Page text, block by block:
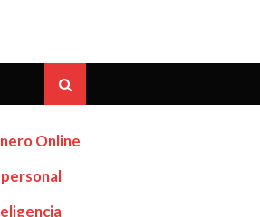
Online